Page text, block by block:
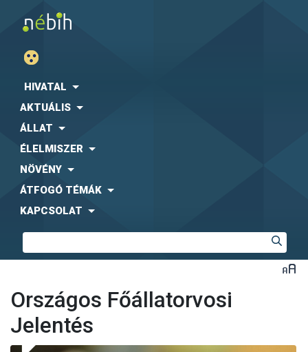
HIVATAL
AKTUÁLIS
ÁLLAT
ÉLELMISZER
NÖVÉNY
ÁTFOGÓ TÉMÁK
KAPCSOLAT
Országos Főállatorvosi
Jelentés